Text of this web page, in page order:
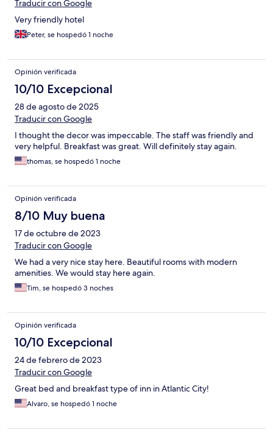
Traducir con Google
Very friendly hotel
Peter, se hospedó 1 noche
Opinión verificada
10/10 Excepcional
28 de agosto de 2025
Traducir con Google
I thought the decor was impeccable. The staff was friendly and
very helpful. Breakfast was great. Will definitely stay again.
thomas, se hospedó 1 noche
Opinión verificada
8/10 Muy buena
17 de octubre de 2023
Traducir con Google
We had a very nice stay here. Beautiful rooms with modern
amenities. We would stay here again.
Tim, se hospedó 3 noches
Opinión verificada
10/10 Excepcional
24 de febrero de 2023
Traducir con Google
Great bed and breakfast type of inn in Atlantic City!
Alvaro, se hospedó 1 noche